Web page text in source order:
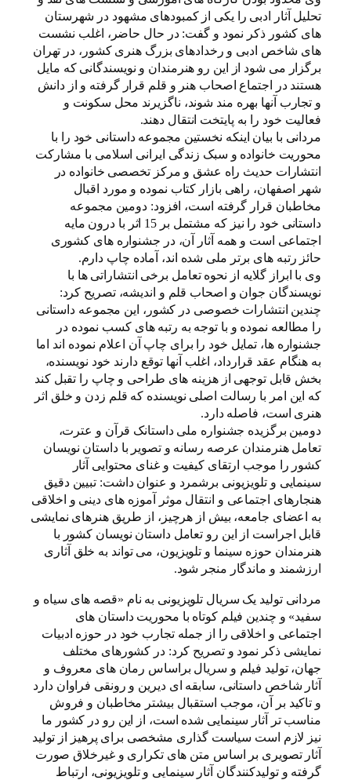
تحلیل آثار ادبی را یکی از کمبودهای مشهود در شهرستان
های کشور ذکر نمود و گفت: در حال حاضر، اغلب نشست
های شاخص ادبی و رخدادهای بزرگ هنری کشور، در تهران
برگزار می شود از این رو هنرمندان و نویسندگانی که مایل
هستند در اجتماع اصحاب هنر و قلم قرار گرفته و از دانش
و تجارب آنها بهره مند شوند، ناگزیرند محل سکونت و
فعالیت خود را به پایتخت انتقال دهند.
مردانی با بیان اینکه نخستین مجموعه داستانی خود را با
محوریت خانواده و سبک زندگی ایرانی اسلامی با مشارکت
انتشارات حدیث راه عشق و مرکز تخصصی خانواده در
شهر اصفهان، راهی بازار کتاب نموده و مورد اقبال
مخاطبان قرار گرفته است، افزود: دومین مجموعه
داستانی خود را نیز که مشتمل بر 15 اثر با درون مایه
اجتماعی است و همه آثار آن، در جشنواره های کشوری
حائز رتبه های برتر ملی شده اند، آماده چاپ دارم.
وی با ابراز گلایه از نحوه تعامل برخی انتشاراتی ها با
نویسندگان جوان و اصحاب قلم و اندیشه، تصریح کرد:
چندین انتشارات خصوصی در کشور، این مجموعه داستانی
را مطالعه نموده و با توجه به رتبه های کسب نموده در
جشنواره ها، تمایل خود را برای چاپ آن اعلام نموده اند اما
به هنگام عقد قرارداد، اغلب آنها توقع دارند خود نویسنده،
بخش قابل توجهی از هزینه های طراحی و چاپ را تقبل کند
که این امر با رسالت اصلی نویسنده که قلم زدن و خلق اثر
هنری است، فاصله دارد.
دومین برگزیده جشنواره ملی داستانک قرآن و عترت،
تعامل هنرمندان عرصه رسانه و تصویر با داستان نویسان
کشور را موجب ارتقای کیفیت و غنای محتوایی آثار
سینمایی و تلویزیونی برشمرد و عنوان داشت: تبیین دقیق
هنجارهای اجتماعی و انتقال موثر آموزه های دینی و اخلاقی
به اعضای جامعه، بیش از هرچیز، از طریق هنرهای نمایشی
قابل اجراست از این رو تعامل داستان نویسان کشور با
هنرمندان حوزه سینما و تلویزیون، می تواند به خلق آثاری
ارزشمند و ماندگار منجر شود.
مردانی تولید یک سریال تلویزیونی به نام «قصه های سیاه و
سفید» و چندین فیلم کوتاه با محوریت داستان های
اجتماعی و اخلاقی را از جمله تجارب خود در حوزه ادبیات
نمایشی ذکر نمود و تصریح کرد: در کشورهای مختلف
جهان، تولید فیلم و سریال براساس رمان های معروف و
آثار شاخص داستانی، سابقه ای دیرین و رونقی فراوان دارد
و تاکید بر آن، موجب استقبال بیشتر مخاطبان و فروش
مناسب تر آثار سینمایی شده است، از این رو در کشور ما
نیز لازم است سیاست گذاری مشخصی برای پرهیز از تولید
آثار تصویری بر اساس متن های تکراری و غیرخلاق صورت
گرفته و تولیدکنندگان آثار سینمایی و تلویزیونی، ارتباط